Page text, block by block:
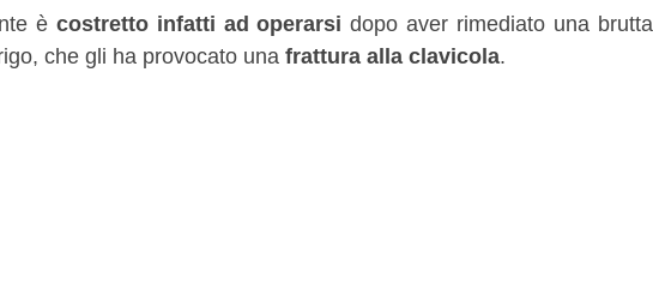
è costretto infatti ad operarsi dopo aver rimediato una brutta
che gli ha provocato una frattura alla clavicola.